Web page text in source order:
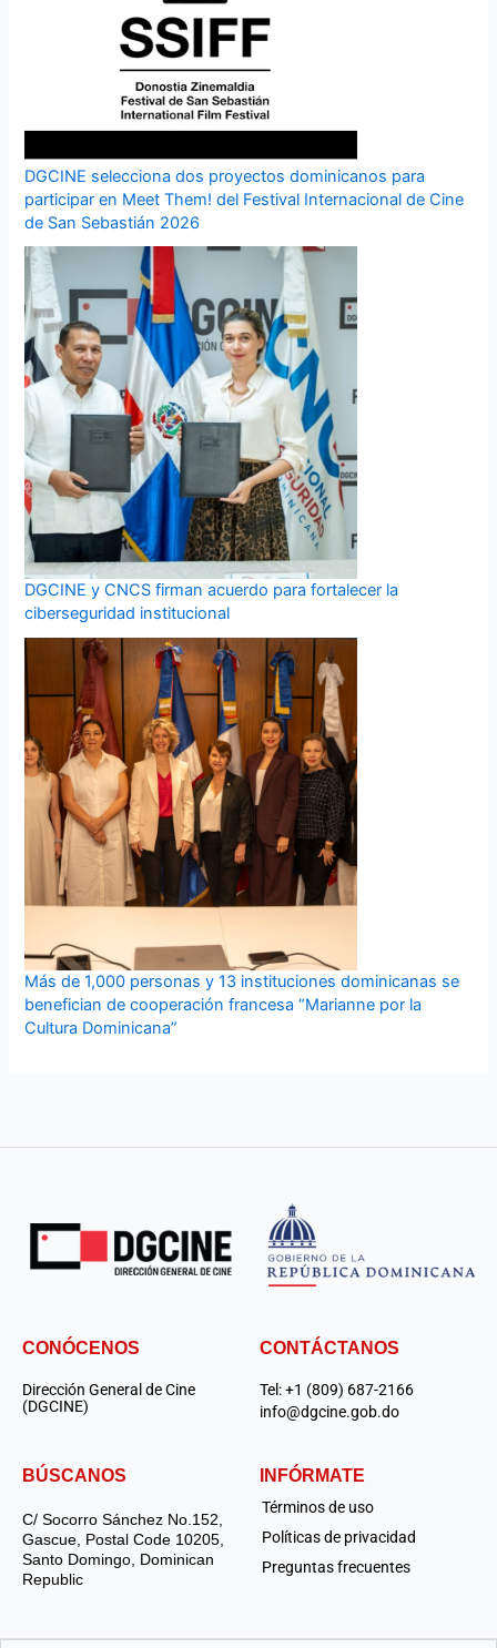
DGCINE selecciona dos proyectos dominicanos para
participar en Meet Them! del Festival Internacional de Cine
de San Sebastián 2026
DGCINE y CNCS firman acuerdo para fortalecer la
ciberseguridad institucional
Más de 1,000 personas y 13 instituciones dominicanas se
benefician de cooperación francesa “Marianne por la
Cultura Dominicana”
CONÓCENOS
Dirección General de Cine
(DGCINE)
CONTÁCTANOS
Tel: +1 (809) 687-2166
info@dgcine.gob.do
BÚSCANOS
C/ Socorro Sánchez No.152,
Gascue, Postal Code 10205,
Santo Domingo, Dominican
Republic
INFÓRMATE
Términos de uso
Políticas de privacidad
Preguntas frecuentes